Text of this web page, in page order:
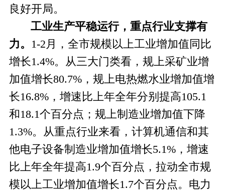
良好开局。
工业生产平稳运行， 重点行业支撑有
力。 1-2月，全市规模以上工业增加值同比
增长1.4%。
从三大门类看，规上采矿业增
加值增长80.7%， 规上电热燃水业增加值增
长16.8%， 增速比上年全年分别提高105.1
和18.1个百分点； 规上制造业增加值下降
1.3%。
从重点行业来看 ， 计算机通信和其
他电子设备制造业增加值增长5.1%， 增速
比上年全年提高1.9个百分点， 拉动全市规
模以上工业增加值增长1.7个百分点。电力